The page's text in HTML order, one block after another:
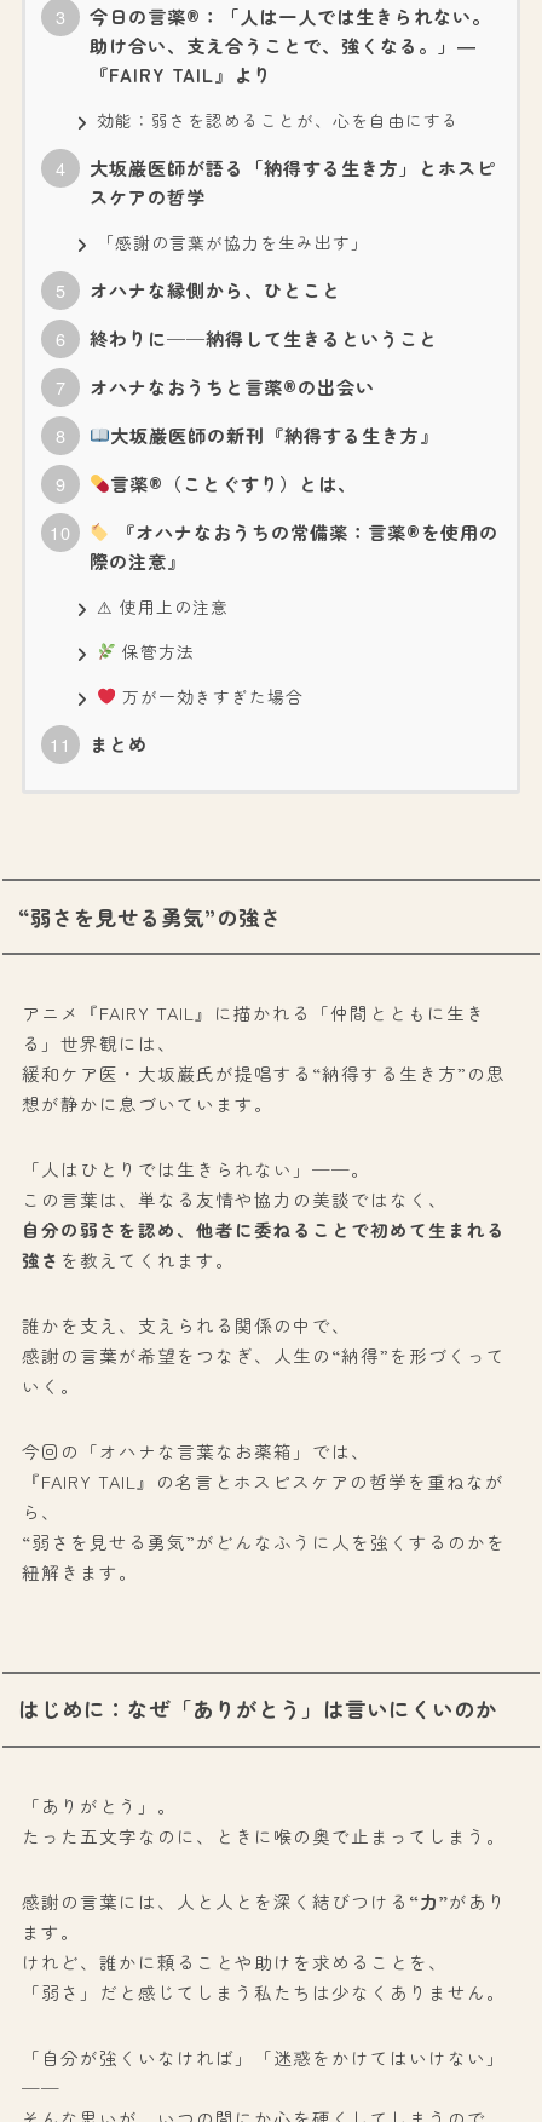
今日の言薬®：「人は一人では生きられない。
助け合い、支え合うことで、強くなる。」―
『FAIRY TAIL』より
効能：弱さを認めることが、心を自由にする
大坂巌医師が語る「納得する生き方」とホスピ
スケアの哲学
「感謝の言葉が協力を生み出す」
オハナな縁側から、ひとこと
終わりに──納得して生きるということ
オハナなおうちと言薬®の出会い
大坂巌医師の新刊『納得する生き方』
言薬®（ことぐすり）とは、
『オハナなおうちの常備薬：言薬®を使用の
際の注意』
⚠ 使用上の注意
保管方法
万が一効きすぎた場合
まとめ
“弱さを見せる勇気”の強さ
アニメ『FAIRY TAIL』に描かれる「仲間とともに生き
る」世界観には、
緩和ケア医・大坂巌氏が提唱する“納得する生き方”の思
想が静かに息づいています。
「人はひとりでは生きられない」──。
この言葉は、単なる友情や協力の美談ではなく、
自分の弱さを認め、他者に委ねることで初めて生まれる
強さ を教えてくれます。
誰かを支え、支えられる関係の中で、
感謝の言葉が希望をつなぎ、人生の“納得”を形づくって
いく。
今回の「オハナな言葉なお薬箱」では、
『FAIRY TAIL』の名言とホスピスケアの哲学を重ねなが
ら、
“弱さを見せる勇気”がどんなふうに人を強くするのかを
紐解きます。
はじめに：なぜ「ありがとう」は言いにくいのか
「ありがとう」。
たった五文字なのに、ときに喉の奥で止まってしまう。
感謝の言葉には、人と人とを深く結びつける “力”があり
ます。
けれど、誰かに頼ることや助けを求めることを、
「弱さ」だと感じてしまう私たちは少なくありません。
「自分が強くいなければ」「迷惑をかけてはいけない」
──